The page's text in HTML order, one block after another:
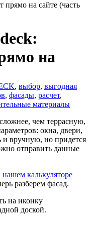
прямо на сайте (часть
на
, выбор, выгодная
, фасады, расчет,
материалы
чем террасную,
окна, двери,
вручную, но придется
отправить данные
калькуляторе
разберем фасад.
на иконку
доской.